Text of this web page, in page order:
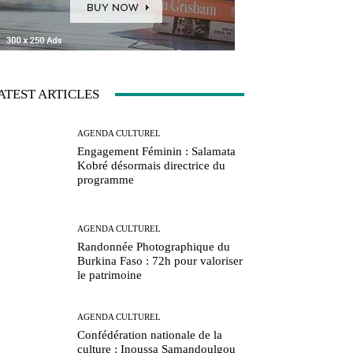
ARTICLES
AGENDA CULTUREL
Engagement Féminin : Salamata
Kobré désormais directrice du
programme
AGENDA CULTUREL
Randonnée Photographique du
Burkina Faso : 72h pour valoriser
le patrimoine
AGENDA CULTUREL
Confédération nationale de la
culture : Inoussa Samandoulgou